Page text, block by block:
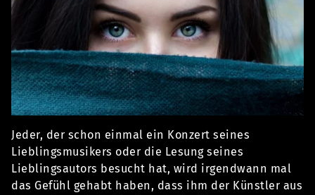
Jeder, der schon einmal ein Konzert seines
Lieblingsmusikers oder die Lesung seines
Lieblingsautors besucht hat, wird irgendwann mal
das Gefühl gehabt haben, dass ihm der Künstler aus